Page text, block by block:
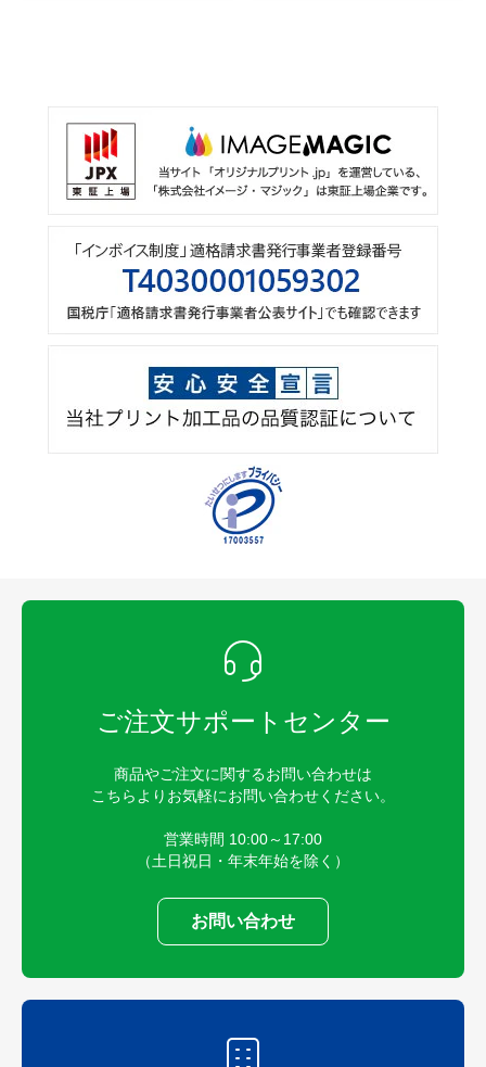
ご注文サポートセンター
商品やご注文に関するお問い合わせは
こちらよりお気軽にお問い合わせください。
営業時間 10:00～17:00
（土日祝日・年末年始を除く）
お問い合わせ